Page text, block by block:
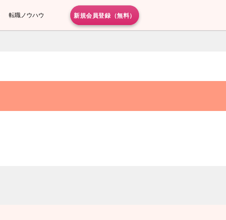
転職ノウハウ 新規会員登録（無料）